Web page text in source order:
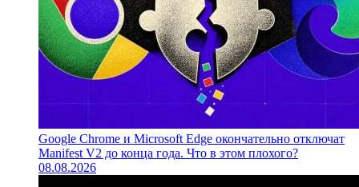
Google Chrome и Microsoft Edge окончательно отключат
Manifest V2 до конца года. Что в этом плохого?
08.08.2026